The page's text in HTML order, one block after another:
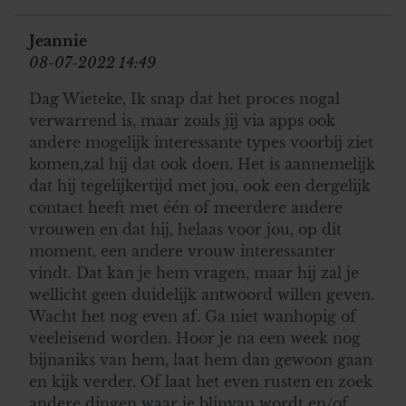
Jeannie
08-07-2022 14:49
Dag Wieteke, Ik snap dat het proces nogal
verwarrend is, maar zoals jij via apps ook
andere mogelijk interessante types voorbij ziet
komen,zal hij dat ook doen. Het is aannemelijk
dat hij tegelijkertijd met jou, ook een dergelijk
contact heeft met één of meerdere andere
vrouwen en dat hij, helaas voor jou, op dit
moment, een andere vrouw interessanter
vindt. Dat kan je hem vragen, maar hij zal je
wellicht geen duidelijk antwoord willen geven.
Wacht het nog even af. Ga niet wanhopig of
veeleisend worden. Hoor je na een week nog
bijnaniks van hem, laat hem dan gewoon gaan
en kijk verder. Of laat het even rusten en zoek